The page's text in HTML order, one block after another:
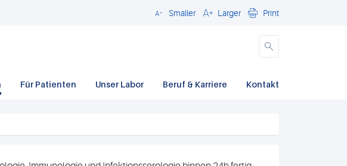
CloseSmaller Larger Print
Für Patienten Unser Labor Beruf & Karriere Kontakt